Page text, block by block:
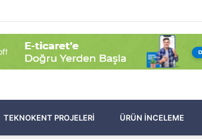
Ol
TEKNOKENT PROJELERI ÜRÜN İNCELEME